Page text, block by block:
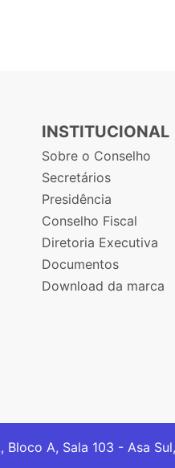
INSTITUCIONAL
Sobre o Conselho
Secretários
Presidência
Conselho Fiscal
Diretoria Executiva
Documentos
Download da marca
A, Sala 103 - Asa